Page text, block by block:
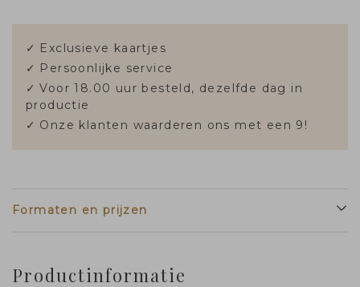
✓ Exclusieve kaartjes
✓ Persoonlijke service
✓ Voor 18.00 uur besteld, dezelfde dag in
productie
✓ Onze klanten waarderen ons met een 9!
Formaten en prijzen
Productinformatie